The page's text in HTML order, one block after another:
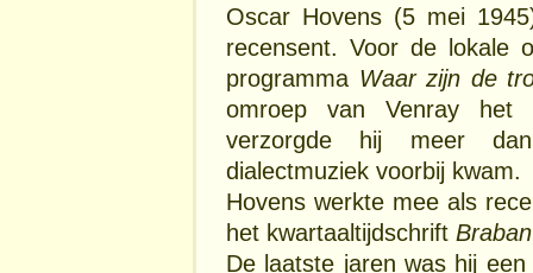
Oscar Hovens (5 mei
recensent. Voor de lokale
programma Waar zijn de
omroep van Venray het
verzorgde hij meer
dialectmuziek voorbij kwam.
Hovens werkte mee als
het kwartaaltijdschrift
De laatste jaren was hij